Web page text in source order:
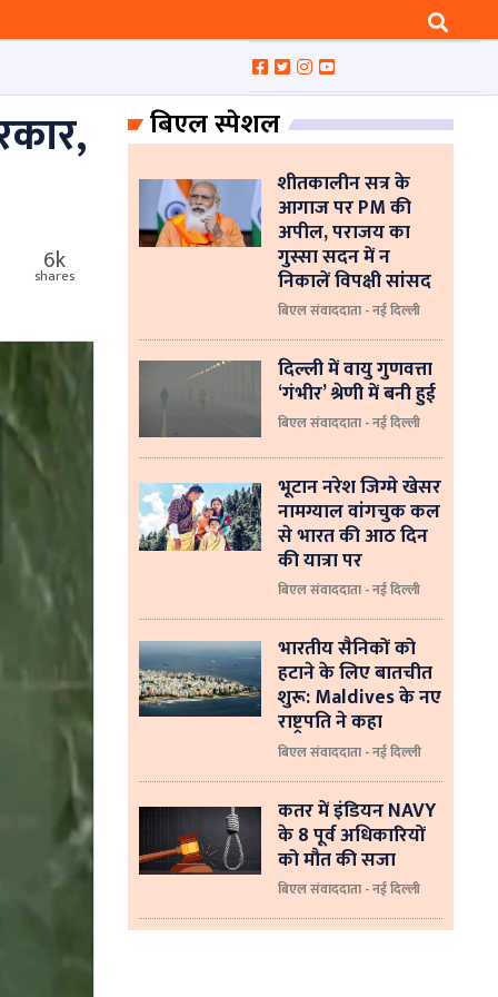
6k
shares
बिएल स्पेशल
शीतकालीन सत्र के
आगाज पर PM की
अपील, पराजय का
गुस्सा सदन में न
निकालें विपक्षी सांसद
बिएल संवाददाता - नई दिल्ली
दिल्ली में वायु गुणवत्ता
‘गंभीर’ श्रेणी में बनी हुई
बिएल संवाददाता - नई दिल्ली
भूटान नरेश जिग्मे खेसर
नामग्याल वांगचुक कल
से भारत की आठ दिन
की यात्रा पर
बिएल संवाददाता - नई दिल्ली
भारतीय सैनिकों को
हटाने के लिए बातचीत
शुरू: Maldives के नए
राष्ट्रपति ने कहा
बिएल संवाददाता - नई दिल्‍ली
कतर में इंडियन NAVY
के 8 पूर्व अधिकारियों
को मौत की सजा
बिएल संवाददाता - नई दिल्ली